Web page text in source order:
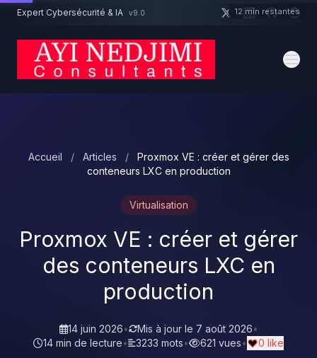
Aller au contenu principal
Expert Cybersécurité & IA v9.0
Accueil / Articles /
Proxmox VE : créer et gérer des
conteneurs LXC en production
Virtualisation
Proxmox VE : créer et gérer
des conteneurs LXC en
production
14 juin 2026• Mis à jour le 7 août 2026•
14 min de lecture• 3233 mots• 621 vues• 0 like
Un projet cybersécurité ? 12 min restantes